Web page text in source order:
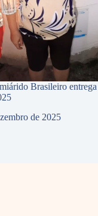
Brasileiro
de 2025